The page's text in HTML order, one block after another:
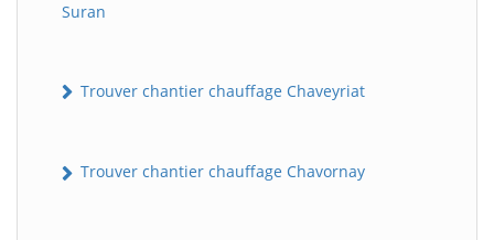
Suran
Trouver chantier chauffage Chaveyriat
Trouver chantier chauffage Chavornay